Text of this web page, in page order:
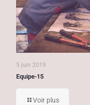
5 juin 2019
Equipe-15
Voir plus